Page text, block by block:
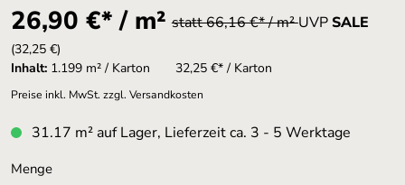
26,90 €* / m² statt 66,16 €* / m²UVPSALE
(32,25 €)
Inhalt: 1.199 m² / Karton 32,25 €* / Karton
Preise inkl. MwSt. zzgl. Versandkosten
31.17 m² auf Lager, Lieferzeit ca. 3 - 5 Werktage
Menge